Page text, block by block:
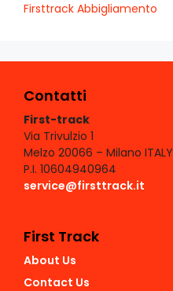
Firsttrack Abbigliamento
Contatti
First-track
Via Trivulzio 1
Melzo 20066 – Milano ITALY
P.I. 10604940964
service@firsttrack.it
First Track
About Us
Contact Us